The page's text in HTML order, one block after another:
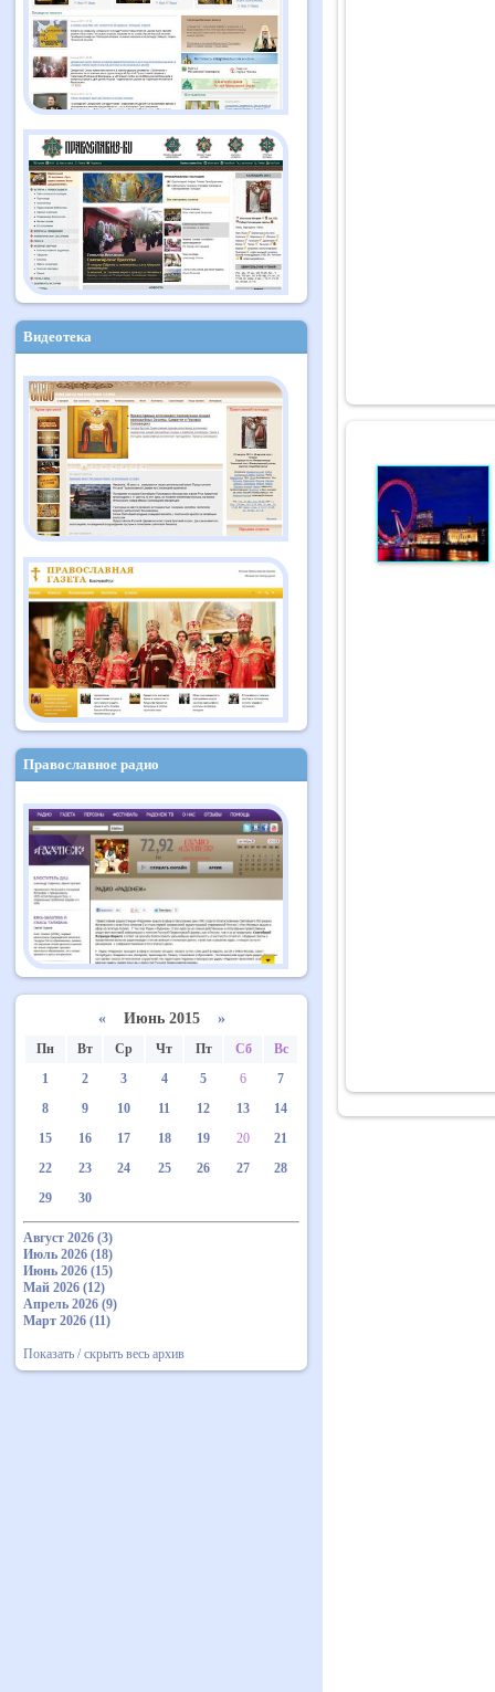
Видеотека
Православное радио
«Июнь 2015 »
Пн Вт Ср Чт Пт Сб
Вс
1
2 3 4 5 6
7
8
9 10 11 12 13
14
15
16 17 18 19 20
21
22
23 24 25 26 27
28
29
30
Август 2026 (3)
Июль 2026 (18)
Июнь 2026 (15)
Май 2026 (12)
Апрель 2026 (9)
Март 2026 (11)
Показать / скрыть весь архив